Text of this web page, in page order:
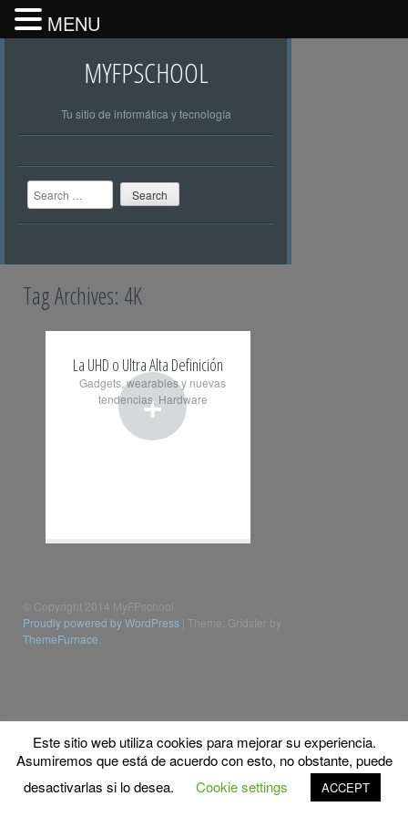
MYFPSCHOOL
Tu sitio de informática y tecnología
Search
Tag Archives: 4K
+
La UHD o Ultra Alta Definición
Gadgets, wearables y nuevas
tendencias, Hardware
© Copyright 2014 MyFPschool
Proudly powered by WordPress Theme: Gridster by
ThemeFurnace
Este sitio web utiliza cookies para mejorar su experiencia.
Asumiremos que está de acuerdo con esto, no obstante, puede
desactivarlas si lo desea.
Cookie settings ACCEPT
MENU